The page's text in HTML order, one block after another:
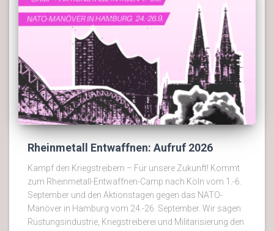
Rheinmetall Entwaffnen: Aufruf 2026
Kampf den Kriegstreibern – Für unsere Zukunft! Kommt
zum Rheinmetall-Entwaffnen-Camp nach Köln vom 1.-6.
September und den Aktionstagen gegen das NATO-
Manöver in Hamburg vom 24.-26. September. Wir sagen
Rüstungsindustrie, Kriegstreiberei und Militarisierung den